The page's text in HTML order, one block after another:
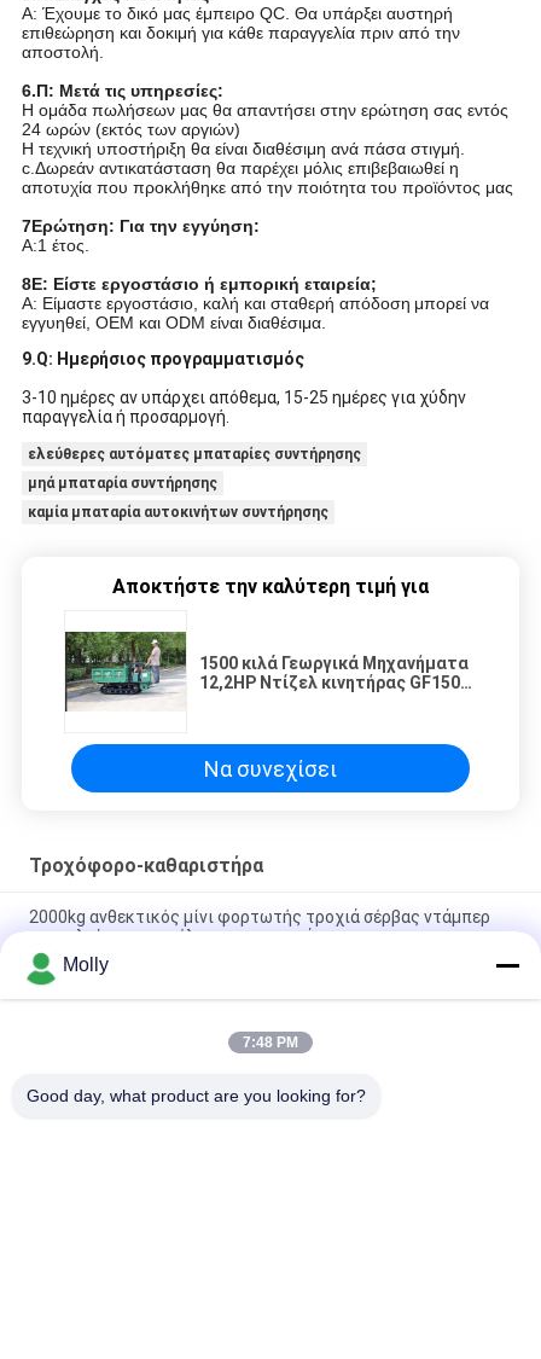
Α: Έχουμε το δικό μας έμπειρο QC. Θα υπάρξει αυστηρή
επιθεώρηση και δοκιμή για κάθε παραγγελία πριν από την
αποστολή.
6.Π: Μετά τις υπηρεσίες:
Η ομάδα πωλήσεων μας θα απαντήσει στην ερώτηση σας εντός
24 ωρών (εκτός των αργιών)
Η τεχνική υποστήριξη θα είναι διαθέσιμη ανά πάσα στιγμή.
c.Δωρεάν αντικατάσταση θα παρέχει μόλις επιβεβαιωθεί η
αποτυχία που προκλήθηκε από την ποιότητα του προϊόντος μας
7Ερώτηση: Για την εγγύηση:
Α:1 έτος.
8Ε: Είστε εργοστάσιο ή εμπορική εταιρεία;
Α: Είμαστε εργοστάσιο, καλή και σταθερή απόδοση μπορεί να
εγγυηθεί, OEM και ODM είναι διαθέσιμα.
9.Q: Ημερήσιος προγραμματισμός
3-10 ημέρες αν υπάρχει απόθεμα, 15-25 ημέρες για χύδην
παραγγελία ή προσαρμογή.
ελεύθερες αυτόματες μπαταρίες συντήρησης
μηά μπαταρία συντήρησης
καμία μπαταρία αυτοκινήτων συντήρησης
Αποκτήστε την καλύτερη τιμή για
1500 κιλά Γεωργικά Μηχανήματα
12,2HP Ντίζελ κινητήρας GF1500
Να συνεχίσει
Τροχόφορο-καθαριστήρα
2000kg ανθεκτικός μίνι φορτωτής τροχιά σέρβας ντάμπερ
πετρελαίου φοινικέλαιας μεταφορά
4 τόνους πλευρική απόρριψη ρυμουλκούμενοι
ρυμουλκούμενοι βαρέα υλικά μεταφορά δασική μηχανή
Υδραυλικό φορτηγό με ντάμπερ 9.2kw / 300r/min Ενέργεια
Molly
7:48 PM
Good day, what product are you looking for?